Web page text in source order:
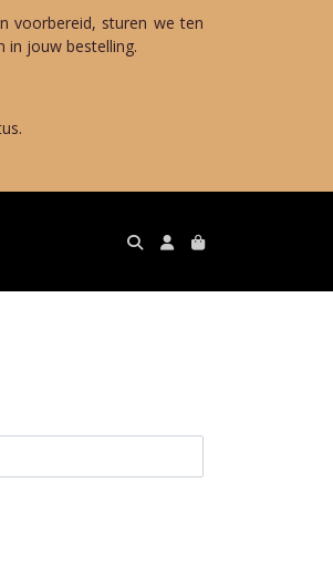
voorbereid, sturen we ten
in jouw bestelling.